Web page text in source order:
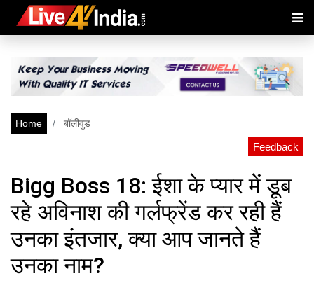
Home बॉलीवुड
Feedback
Bigg Boss 18: ईशा के प्यार में डूब
रहे अविनाश की गर्लफ्रेंड कर रही हैं
उनका इंतजार, क्या आप जानते हैं
उनका नाम?